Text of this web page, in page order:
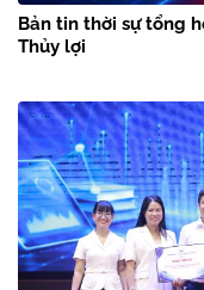
Bản tin thời sự tổng
Thủy lợi